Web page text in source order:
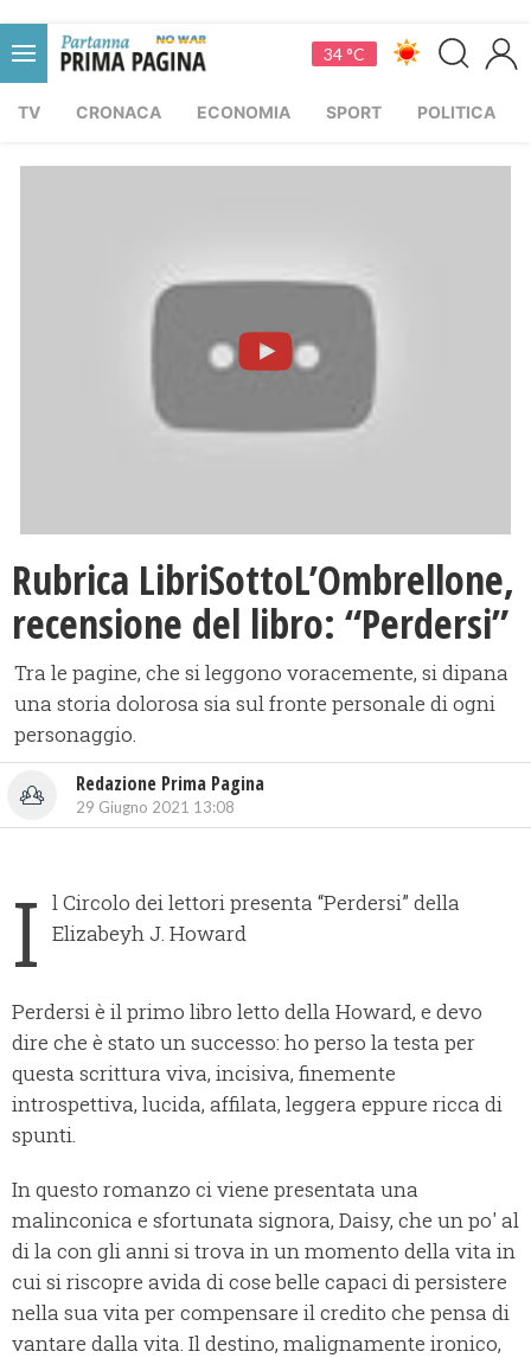
34 °C
TV CRONACA ECONOMIA SPORT POLITICA
Rubrica LibriSottoL’Ombrellone,
recensione del libro: “Perdersi”
Tra le pagine, che si leggono voracemente, si dipana
una storia dolorosa sia sul fronte personale di ogni
personaggio.
Redazione Prima Pagina
29 Giugno 2021 13:08
I l Circolo dei lettori presenta “Perdersi” della
Elizabeyh J. Howard
Perdersi è il primo libro letto della Howard, e devo
dire che è stato un successo: ho perso la testa per
questa scrittura viva, incisiva, finemente
introspettiva, lucida, affilata, leggera eppure ricca di
spunti.
In questo romanzo ci viene presentata una
malinconica e sfortunata signora, Daisy, che un po' al
di la con gli anni si trova in un momento della vita in
cui si riscopre avida di cose belle capaci di persistere
nella sua vita per compensare il credito che pensa di
vantare dalla vita. Il destino, malignamente ironico,